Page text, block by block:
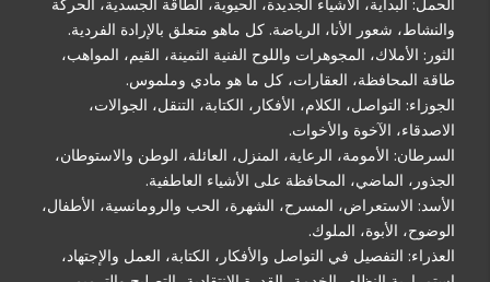
والنشاط، شعور الأنا، الرياضة. كل ماهو متعلق بالإرادة الفردية.
الثور: الأملاك، المجوهرات واللوح الفنية الثمينة، القيم، المواهب،
طاقة المحافظة، العقارات، كل ما هو مادي وملموس.
الجوزاء: التواصل، الكلام، الأفكار، الكتابة، التنقل، الجوالات،
الاصدقاء، الآخوة والأخوات.
السرطان: الأمومة، الرعاية، المنزل، العائلة، الوطن والاستوطان،
الجذور، الماضي، المحافظة على الأشياء العاطفية.
الأسد: الاستعراض، المسرح، الشهرة، الحب والرومانسية، الأطفال،
الوضوح، الأبوة، الملوك.
العذراء: التفصيل في التواصل والأفكار، الكتابة، العمل والإجتهاد،